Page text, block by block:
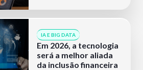
IA E BIG DATA
Em 2026, a tecnologia
será a melhor aliada
da inclusão financeira